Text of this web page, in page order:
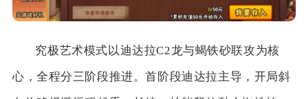
究极艺术模式以迪达拉C2龙与蝎铁砂联攻为核
心，全程分三阶段推进。首阶段迪达拉主导，开局斜